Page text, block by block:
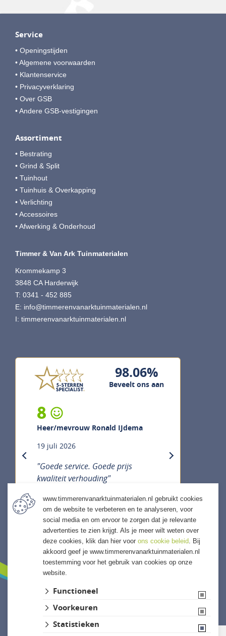
Service
• Openingstijden
• Algemene voorwaarden
• Klantenservice
• Privacyverklaring
• Over GSB
• Andere GSB-vestigingen
Assortiment
• Bestrating
• Grind & Split
• Tuinhout
• Tuinhuis & Overkapping
• Verlichting
• Accessoires
• Afwerking & Onderhoud
Timmer & Van Ark Tuinmaterialen
Krommekamp 3
3848 CA Harderwijk
T: 0341 - 452 885
E: info@timmerenvanarktuinmaterialen.nl
I: timmerenvanarktuinmaterialen.nl
98.06%
Beveelt ons aan
8
Heer/mevrouw Ronald IJdema
19 juli 2026
"Goede service. Goede prijs
kwaliteit verhouding"
previous next
ALLE ERVARINGEN
Website ontwikkeld door Lined
www.timmerenvanarktuinmaterialen.nl gebruikt cookies
om de website te verbeteren en te analyseren, voor
social media en om ervoor te zorgen dat je relevante
advertenties te zien krijgt. Als je meer wilt weten over
deze cookies, klik dan hier voor ons cookie beleid. Bij
akkoord geef je www.timmerenvanarktuinmaterialen.nl
toestemming voor het gebruik van cookies op onze
website.
Functioneel
Voorkeuren
Statistieken